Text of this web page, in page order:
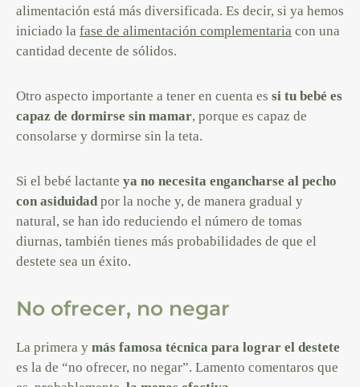
alimentación está más diversificada. Es decir, si ya hemos
iniciado la fase de alimentación complementaria con una
cantidad decente de sólidos.
Otro aspecto importante a tener en cuenta es si tu bebé es
capaz de dormirse sin mamar, porque es capaz de
consolarse y dormirse sin la teta.
Si el bebé lactante ya no necesita engancharse al pecho
con asiduidad por la noche y, de manera gradual y
natural, se han ido reduciendo el número de tomas
diurnas, también tienes más probabilidades de que el
destete sea un éxito.
No ofrecer, no negar
La primera y más famosa técnica para lograr el destete
es la de “no ofrecer, no negar”. Lamento comentaros que